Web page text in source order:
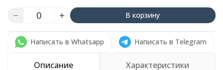
В корзину
Написать в Whatsapp Написать в Telegram
Описание Характеристики